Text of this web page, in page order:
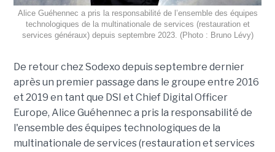
Alice Guéhennec a pris la responsabilité de l’ensemble des équipes
technologiques de la multinationale de services (restauration et
services généraux) depuis septembre 2023. (Photo : Bruno Lévy)
De retour chez Sodexo depuis septembre dernier
après un premier passage dans le groupe entre 2016
et 2019 en tant que DSI et Chief Digital Officer
Europe, Alice Guéhennec a pris la responsabilité de
l'ensemble des équipes technologiques de la
multinationale de services (restauration et services